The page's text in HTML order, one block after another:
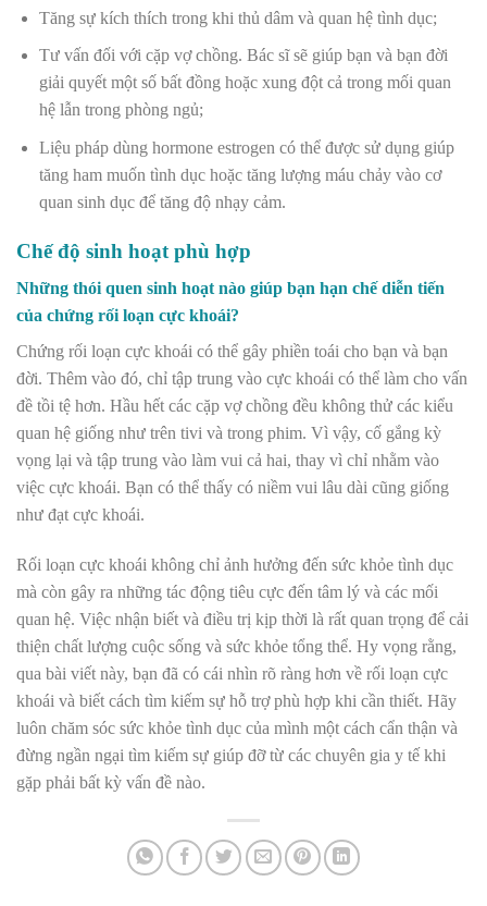
Tăng sự kích thích trong khi thủ dâm và quan hệ tình dục;
Tư vấn đối với cặp vợ chồng. Bác sĩ sẽ giúp bạn và bạn đời
giải quyết một số bất đồng hoặc xung đột cả trong mối quan
hệ lẫn trong phòng ngủ;
Liệu pháp dùng hormone estrogen có thể được sử dụng giúp
tăng ham muốn tình dục hoặc tăng lượng máu chảy vào cơ
quan sinh dục để tăng độ nhạy cảm.
Chế độ sinh hoạt phù hợp
Những thói quen sinh hoạt nào giúp bạn hạn chế diễn tiến
của chứng rối loạn cực khoái?
Chứng rối loạn cực khoái có thể gây phiền toái cho bạn và bạn
đời. Thêm vào đó, chỉ tập trung vào cực khoái có thể làm cho vấn
đề tồi tệ hơn. Hầu hết các cặp vợ chồng đều không thử các kiểu
quan hệ giống như trên tivi và trong phim. Vì vậy, cố gắng kỳ
vọng lại và tập trung vào làm vui cả hai, thay vì chỉ nhằm vào
việc cực khoái. Bạn có thể thấy có niềm vui lâu dài cũng giống
như đạt cực khoái.
Rối loạn cực khoái không chỉ ảnh hưởng đến sức khỏe tình dục
mà còn gây ra những tác động tiêu cực đến tâm lý và các mối
quan hệ. Việc nhận biết và điều trị kịp thời là rất quan trọng để cải
thiện chất lượng cuộc sống và sức khỏe tổng thể. Hy vọng rằng,
qua bài viết này, bạn đã có cái nhìn rõ ràng hơn về rối loạn cực
khoái và biết cách tìm kiếm sự hỗ trợ phù hợp khi cần thiết. Hãy
luôn chăm sóc sức khỏe tình dục của mình một cách cẩn thận và
đừng ngần ngại tìm kiếm sự giúp đỡ từ các chuyên gia y tế khi
gặp phải bất kỳ vấn đề nào.